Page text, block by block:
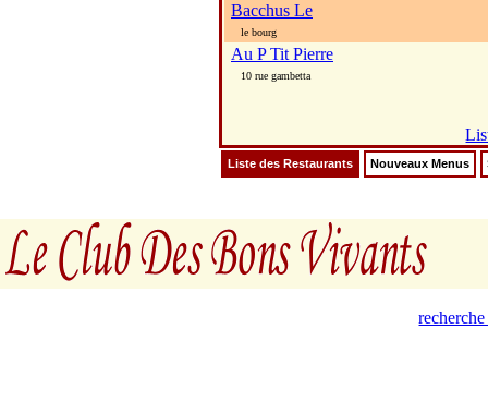
Bacchus Le
le bourg
Au P Tit Pierre
10 rue gambetta
Liste des Restaurants Nouveaux Menus